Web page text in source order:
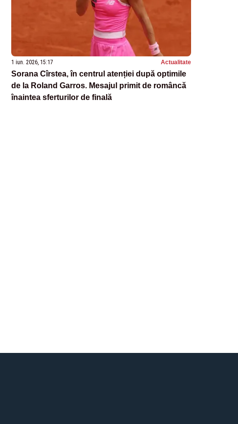
1 iun. 2026, 15:17 Actualitate
Sorana Cîrstea, în centrul atenției după optimile
de la Roland Garros. Mesajul primit de româncă
înaintea sferturilor de finală